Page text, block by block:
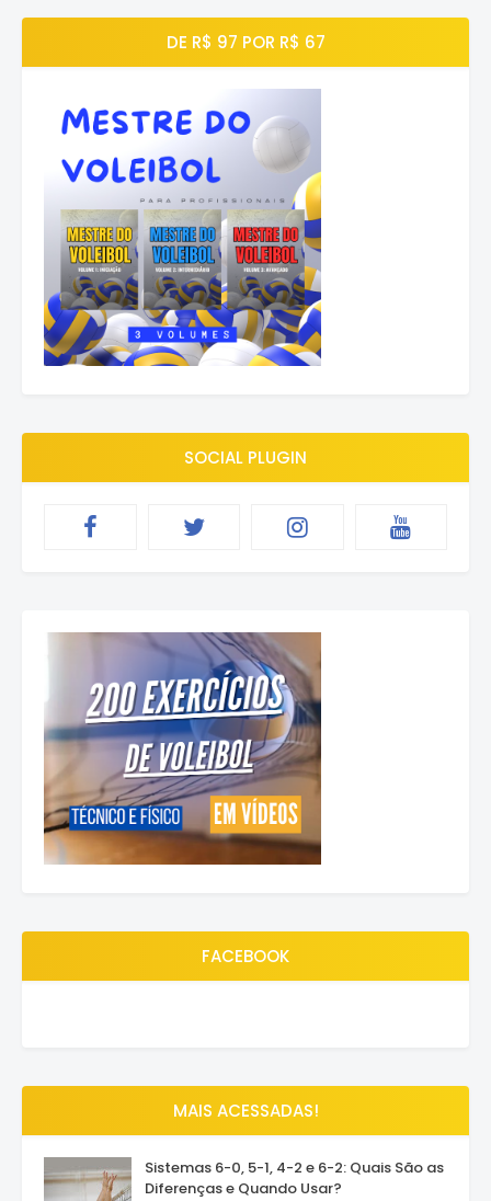
DE R$ 97 POR R$ 67
SOCIAL PLUGIN
FACEBOOK
MAIS ACESSADAS!
Sistemas 6-0, 5-1, 4-2 e 6-2: Quais São as
Diferenças e Quando Usar?